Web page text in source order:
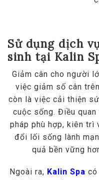
Sử dụng dịch
sinh tại Kalin
Giảm cân cho người
việc giảm số cân
còn là việc cải thiện
cuộc sống. Điều
pháp phù hợp, kiên trì
đổi lối sống lành
quả bền vững
Ngoài ra, Kalin Spa có